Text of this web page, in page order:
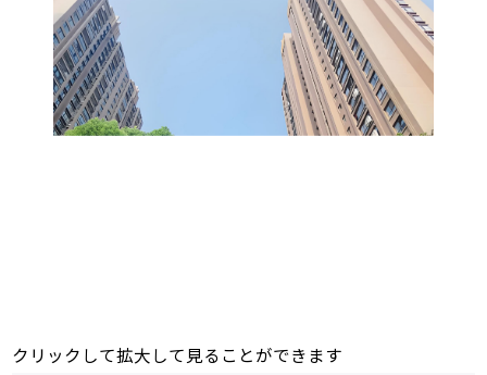
クリックして拡大して見ることができます